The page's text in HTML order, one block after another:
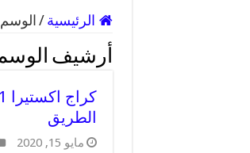
الرئيسية /
أرشيف
الطريق
مايو 15, 2020